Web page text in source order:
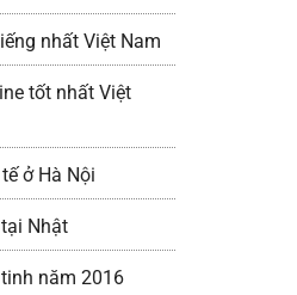
nhất Việt Nam
tốt nhất Việt
ở Hà Nội
Nhật
năm 2016